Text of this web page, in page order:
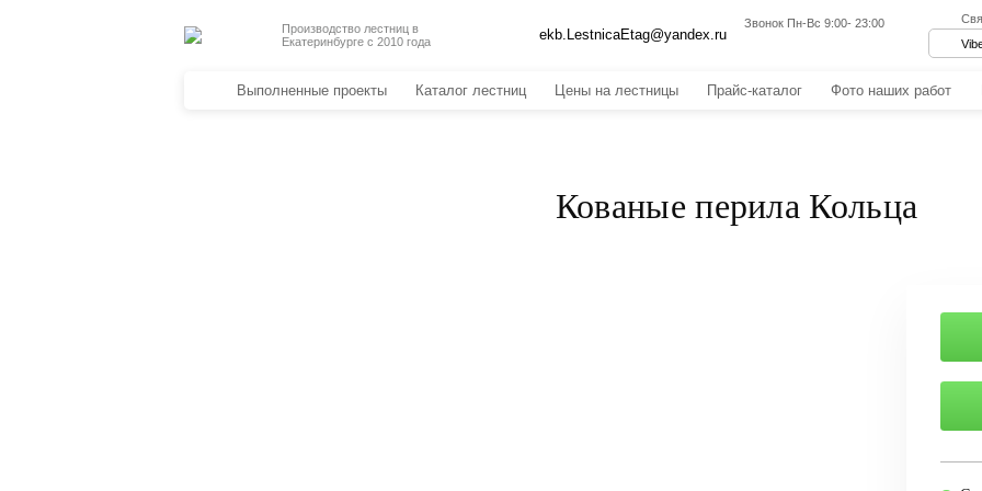
Производство лестниц в
Екатеринбурге с 2010 года
ekb.LestnicaEtag@yandex.ru
Звонок Пн-Вс 9:00- 23:00
Выполненные проекты Каталог лестниц Цены на лестницы Прайс-каталог Фото наших работ
Кованые перила Кольца